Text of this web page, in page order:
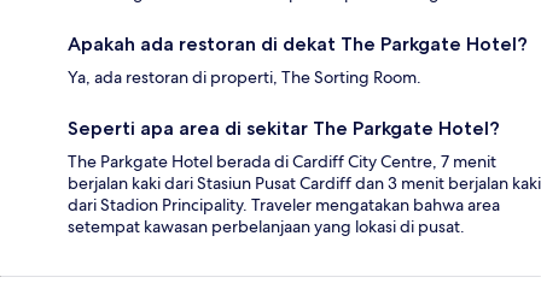
Apakah ada restoran di dekat The Parkgate Hotel?
Ya, ada restoran di properti, The Sorting Room.
Seperti apa area di sekitar The Parkgate Hotel?
The Parkgate Hotel berada di Cardiff City Centre, 7 menit
berjalan kaki dari Stasiun Pusat Cardiff dan 3 menit berjalan kaki
dari Stadion Principality. Traveler mengatakan bahwa area
setempat kawasan perbelanjaan yang lokasi di pusat.